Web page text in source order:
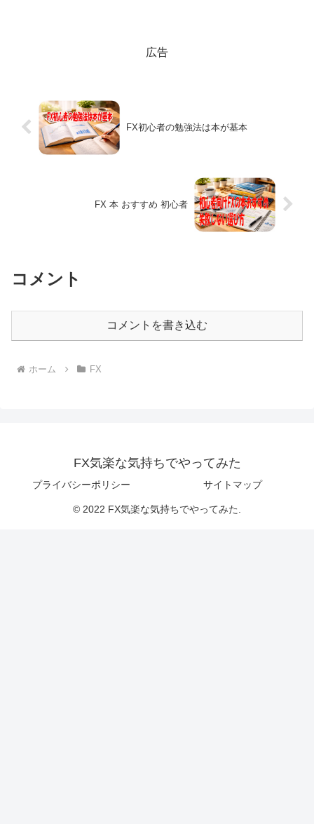
広告
FX初心者の勉強法は本が基本
FX 本 おすすめ 初心者
コメント
コメントを書き込む
ホーム FX
FX気楽な気持ちでやってみた
プライバシーポリシー サイトマップ
© 2022 FX気楽な気持ちでやってみた.